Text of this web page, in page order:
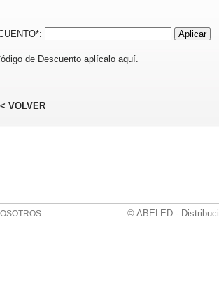
de Descuento aplícalo aquí.
VOLVER
© ABELED -